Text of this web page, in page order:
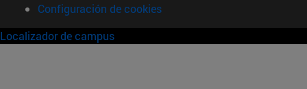
Configuración de cookies
Localizador de campus